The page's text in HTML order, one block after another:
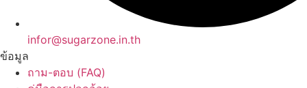
infor@sugarzone.in.th
ข้อมูล
ถาม-ตอบ (FAQ)